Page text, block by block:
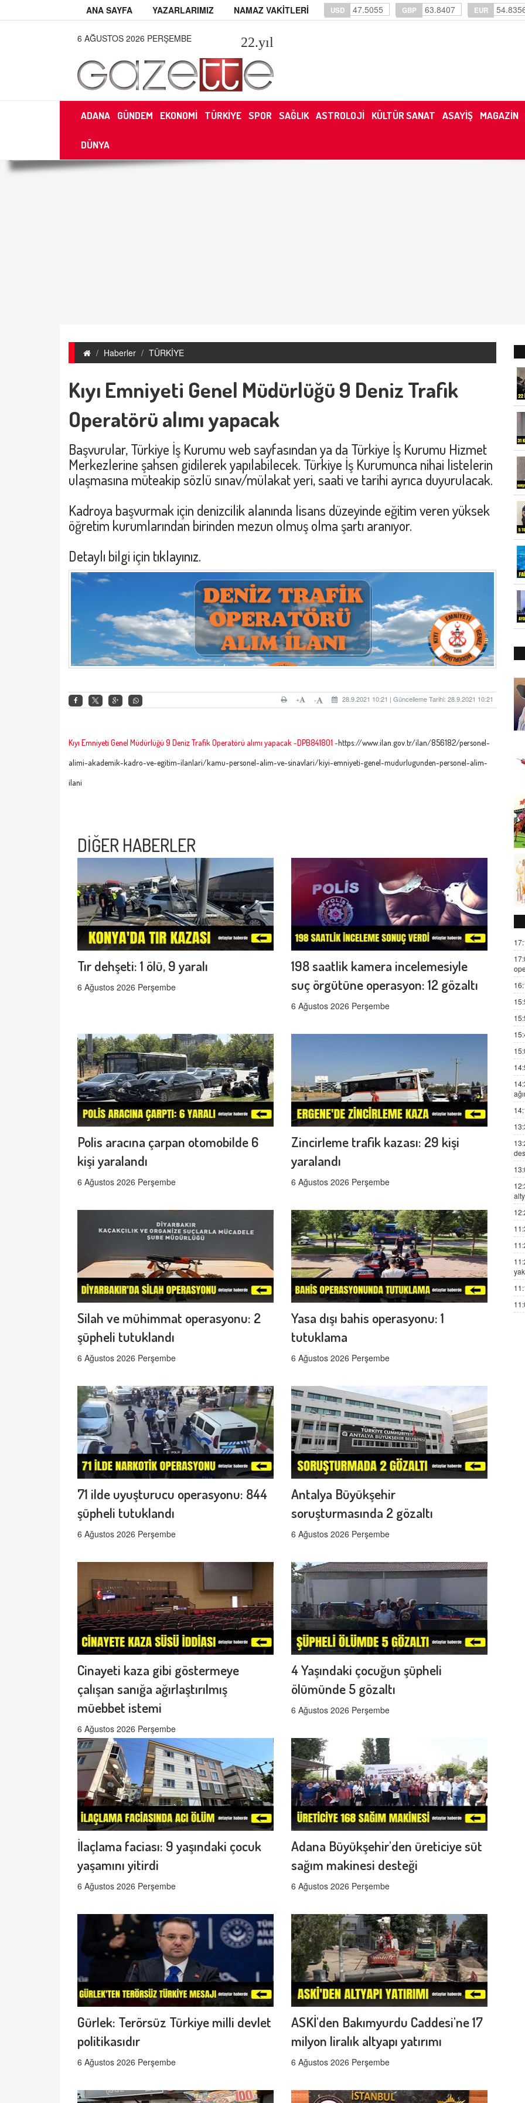
ANA SAYFA YAZARLARIMIZ NAMAZ VAKİTLERİ USD 47.5055 GBP 63.8407 EUR
6 AĞUSTOS 2026 PERŞEMBE 22.yıl
ADANA GÜNDEM EKONOMİ TÜRKİYE SPOR SAĞLIK ASTROLOJİ KÜLTÜR SANAT ASAYİŞ MAGAZİN
DÜNYA
Haberler TÜRKİYE
Kıyı Emniyeti Genel Müdürlüğü 9 Deniz Trafik
Operatörü alımı yapacak
Başvurular, Türkiye İş Kurumu web sayfasından ya da Türkiye İş Kurumu Hizmet
Merkezlerine şahsen gidilerek yapılabilecek. Türkiye İş Kurumunca nihai listelerin
ulaşmasına müteakip sözlü sınav/mülakat yeri, saati ve tarihi ayrıca duyurulacak.
Kadroya başvurmak için denizcilik alanında lisans düzeyinde eğitim veren yüksek
öğretim kurumlarından birinden mezun olmuş olma şartı aranıyor.
Detaylı bilgi için tıklayınız.
28.9.2021 10:21 | Güncelleme Tarihi: 28.9.2021 10:21
-
+
Kıyı Emniyeti Genel Müdürlüğü 9 Deniz Trafik Operatörü alımı yapacak -DPB841801 -https://www.ilan.gov.tr/ilan/856182/personel-
alimi-akademik-kadro-ve-egitim-ilanlari/kamu-personel-alim-ve-sinavlari/kiyi-emniyeti-genel-mudurlugunden-personel-alim-
ilani
DİĞER HABERLER
Tır dehşeti: 1 ölü, 9 yaralı
6 Ağustos 2026 Perşembe
198 saatlik kamera incelemesiyle
suç örgütüne operasyon: 12 gözaltı
6 Ağustos 2026 Perşembe
Polis aracına çarpan otomobilde 6
kişi yaralandı
6 Ağustos 2026 Perşembe
Zincirleme trafik kazası: 29 kişi
yaralandı
6 Ağustos 2026 Perşembe
Silah ve mühimmat operasyonu: 2
şüpheli tutuklandı
6 Ağustos 2026 Perşembe
Yasa dışı bahis operasyonu: 1
tutuklama
6 Ağustos 2026 Perşembe
71 ilde uyuşturucu operasyonu: 844
şüpheli tutuklandı
6 Ağustos 2026 Perşembe
Antalya Büyükşehir
soruşturmasında 2 gözaltı
6 Ağustos 2026 Perşembe
Cinayeti kaza gibi göstermeye
çalışan sanığa ağırlaştırılmış
müebbet istemi
6 Ağustos 2026 Perşembe
4 Yaşındaki çocuğun şüpheli
ölümünde 5 gözaltı
6 Ağustos 2026 Perşembe
İlaçlama faciası: 9 yaşındaki çocuk
yaşamını yitirdi
6 Ağustos 2026 Perşembe
Adana Büyükşehir'den üreticiye süt
sağım makinesi desteği
6 Ağustos 2026 Perşembe
Gürlek: Terörsüz Türkiye milli devlet
politikasıdır
6 Ağustos 2026 Perşembe
ASKİ'den Bakımyurdu Caddesi'ne 17
milyon liralık altyapı yatırımı
6 Ağustos 2026 Perşembe